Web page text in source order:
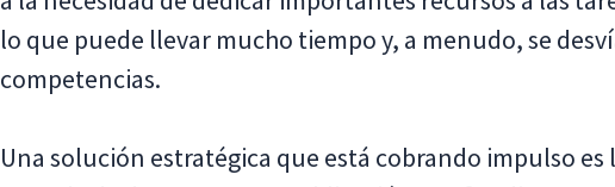
lo que puede llevar mucho tiempo y, a menudo, se
competencias.
Una solución estratégica que está cobrando impulso